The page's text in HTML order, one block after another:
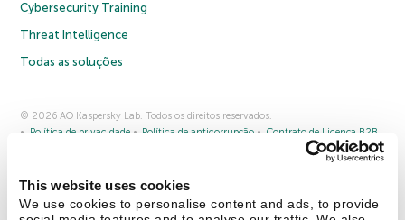
This website uses cookies
We use cookies to personalise content and ads, to provide
Cybersecurity Training
Threat Intelligence
Todas as soluções
© 2026 AO Kaspersky Lab. Todos os direitos reservados.
Política de privacidade
Política de anticorrupção
Contrato de Licença B2B
Cookies
Fale conosco Sobre a Kaspersky Parceiros
Comunicado à imprensa